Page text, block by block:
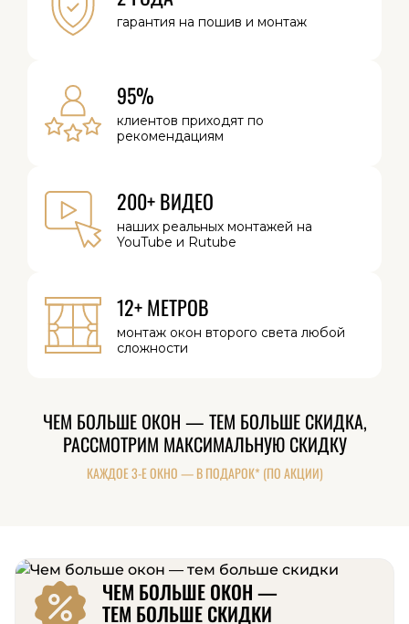
гарантия на пошив и монтаж
95%
клиентов приходят по
рекомендациям
200+ ВИДЕО
наших реальных монтажей на
YouTube и Rutube
12+ МЕТРОВ
монтаж окон второго света любой
сложности
ЧЕМ БОЛЬШЕ ОКОН — ТЕМ БОЛЬШЕ СКИДКА,
РАССМОТРИМ МАКСИМАЛЬНУЮ СКИДКУ
КАЖДОЕ 3-Е ОКНО — В ПОДАРОК* (ПО АКЦИИ)
ЧЕМ БОЛЬШЕ ОКОН —
ТЕМ БОЛЬШЕ СКИДКИ